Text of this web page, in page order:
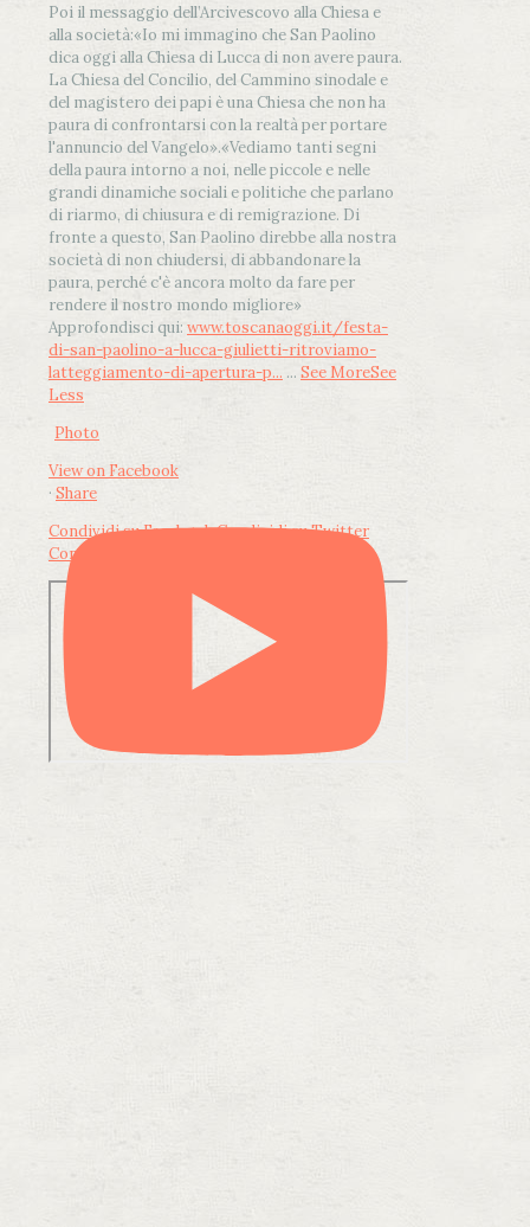
Poi il messaggio dell’Arcivescovo alla Chiesa e
alla società:«Io mi immagino che San Paolino
dica oggi alla Chiesa di Lucca di non avere paura.
La Chiesa del Concilio, del Cammino sinodale e
del magistero dei papi è una Chiesa che non ha
paura di confrontarsi con la realtà per portare
l'annuncio del Vangelo».«Vediamo tanti segni
della paura intorno a noi, nelle piccole e nelle
grandi dinamiche sociali e politiche che parlano
di riarmo, di chiusura e di remigrazione. Di
fronte a questo, San Paolino direbbe alla nostra
società di non chiudersi, di abbandonare la
paura, perché c'è ancora molto da fare per
rendere il nostro mondo migliore»
Approfondisci qui: www.toscanaoggi.it/festa-
di-san-paolino-a-lucca-giulietti-ritroviamo-
latteggiamento-di-apertura-p... ... See MoreSee
Less
Photo
View on Facebook
· Share
Condividi su FacebookCondividi su Twitter
Condividi su LinkedIn